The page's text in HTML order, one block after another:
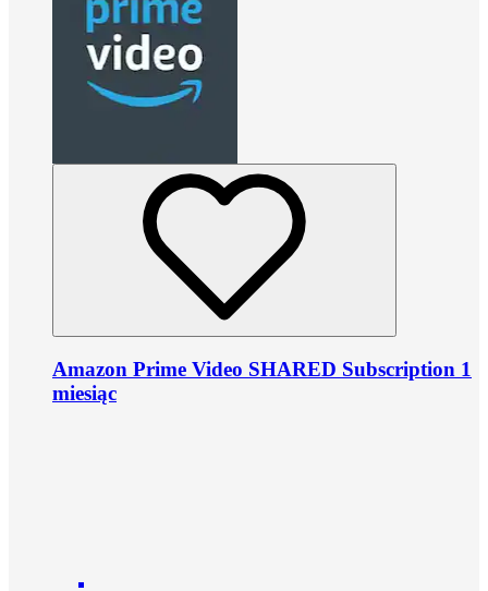
Amazon Prime Video SHARED Subscription 1
miesiąc